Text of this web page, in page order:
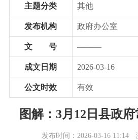
主题分类 其他
发布机构 政府办公室
文 号 ———
成文日期 2026-03-16
公文时效 有效
图解：3月12日县政
发布时间：2026-03-16 11:14